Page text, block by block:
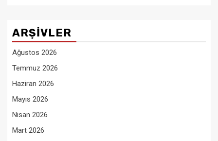
ARŞIVLER
Ağustos 2026
Temmuz 2026
Haziran 2026
Mayıs 2026
Nisan 2026
Mart 2026